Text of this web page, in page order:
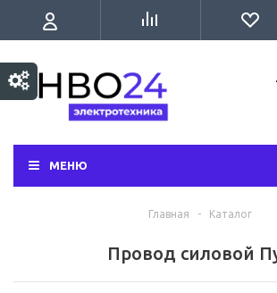
МЕНЮ
Главная - Каталог
Провод силовой